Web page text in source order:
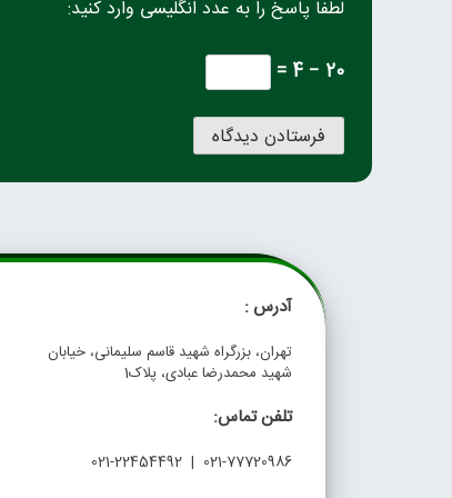
لطفا پاسخ را به عدد انگلیسی وارد کنید:
20 − 4 =
آدرس :
تهران، بزرگراه شهید قاسم سلیمانی، خیابان
شهید محمدرضا عبادی، پلاک1
تلفن تماس:
021-77720986 | 021-22454492